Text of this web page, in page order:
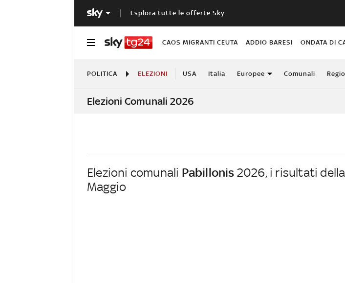
Esplora tutte le offerte Sky
CAOS MIGRANTI CEUTA ADDIO BARESI ONDATA DI
POLITICA ELEZIONI USA Italia Europee Comunali
Elezioni Comunali 2026
Elezioni comunali Pabillonis 2026, i risultati
Maggio